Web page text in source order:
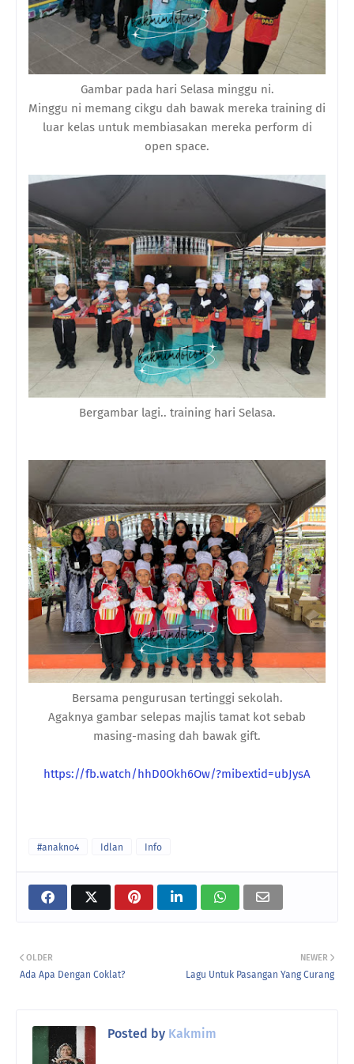
Gambar pada hari Selasa minggu ni.
Minggu ni memang cikgu dah bawak mereka training di
luar kelas untuk membiasakan mereka perform di
open space.
Bergambar lagi.. training hari Selasa.
Bersama pengurusan tertinggi sekolah.
Agaknya gambar selepas majlis tamat kot sebab
masing-masing dah bawak gift.
https://fb.watch/hhD0Okh6Ow/?mibextid=ubJysA
#anakno4 Idlan Info
NEWER
Lagu Untuk Pasangan Yang Curang
OLDER
Ada Apa Dengan Coklat?
Posted by Kakmim